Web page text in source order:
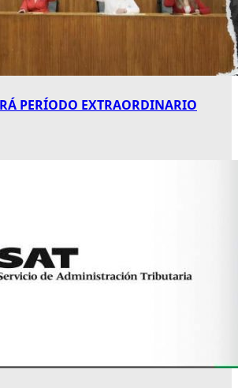
PERÍODO EXTRAORDINARIO